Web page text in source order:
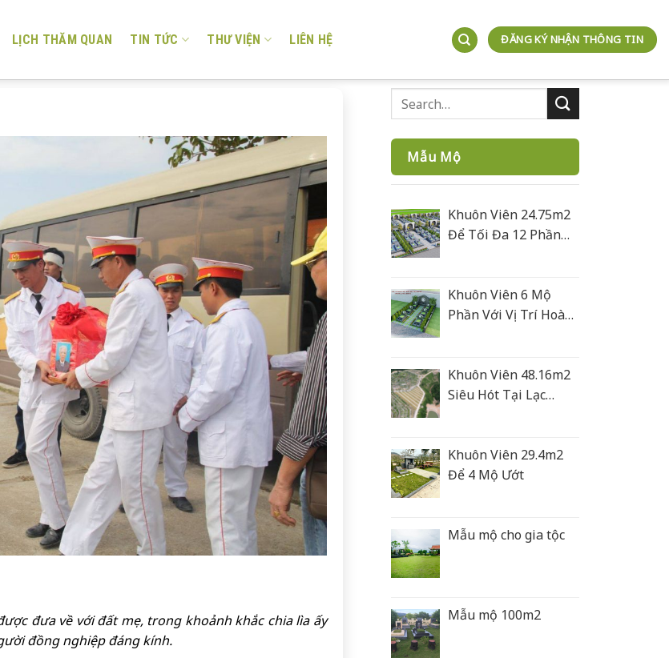
LỊCH THĂM QUAN TIN TỨC THƯ VIỆN LIÊN HỆ ĐĂNG KÝ NHẬN THÔNG TIN
đưa về với đất mẹ, trong khoảnh khắc chia lìa ấy
đồng nghiệp đáng kính.
Mẫu Mộ
Khuôn Viên 24.75m2
Để Tối Đa 12 Phần
Khuôn Viên 6 Mộ
Phần Với Vị Trí Hoàn
Khuôn Viên 48.16m2
Siêu Hót Tại Lạc
Khuôn Viên 29.4m2
Để 4 Mộ Ướt
Mẫu mộ cho gia tộc
Mẫu mộ 100m2